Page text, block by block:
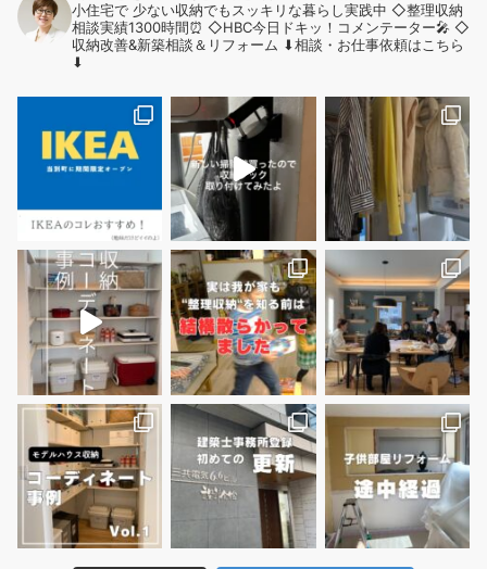
小住宅で 少ない収納でもスッキリな暮らし実践中 ◇整理収納
相談実績1300時間⏰ ◇HBC今日ドキッ！コメンテーター🎤 ◇
収納改善&新築相談＆リフォーム ⬇︎相談・お仕事依頼はこちら
⬇︎